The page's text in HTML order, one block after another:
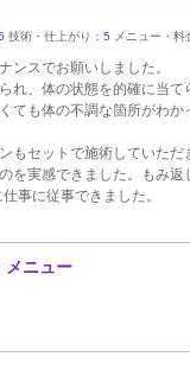
技術・仕上がり： 5 メニュー・料
ンスでお願いしました。
れ、体の状態を的確に当て
ても体の不調な箇所がわ
もセットで施術していた
を実感できました。もみ返
事に従事できました。
メニュー